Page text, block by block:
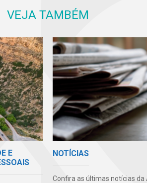
VEJA TAMBÉM
E
NOTÍCIAS
Confira as últimas notícias da